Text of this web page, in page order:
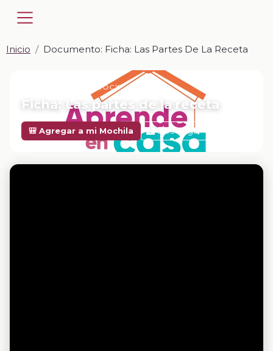
Inicio Documento: Ficha: Las Partes De La Receta
📎 DOCUMENTO · DOCX
Ficha: Las partes de la receta
🎒 Agregar a mi Mochila Descargar